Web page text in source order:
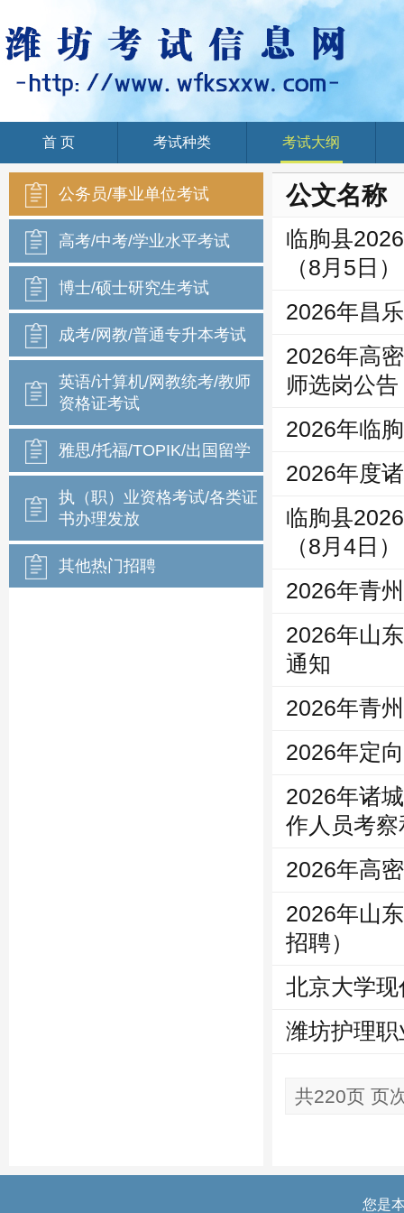
首 页
Home
考试种类 考试大纲
公务员/事业单位考试
高考/中考/学业水平考试
博士/硕士研究生考试
成考/网教/普通专升本考试
英语/计算机/网教统考/教师
资格证考试
雅思/托福/TOPIK/出国留学
执（职）业资格考试/各类证
书办理发放
其他热门招聘
公文名称
临朐县
（8月5日）
2026年昌
2026年高
师选岗公告
2026年临
2026年度
临朐县
（8月4日）
2026年青
2026年山
通知
2026年青
2026年定
2026年诸
作人员考
2026年高
2026年山
招聘）
北京大学
潍坊护理
共220页 页
您是